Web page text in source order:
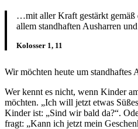
…mit aller Kraft gestärkt gemäß
allem standhaften Ausharren
Kolosser 1, 11
Wir möchten heute um standhaftes
Wer kennt es nicht, wenn Kinder
möchten. „Ich will jetzt etwas
Kinder ist: „Sind wir bald da?“.
fragt: „Kann ich jetzt mein